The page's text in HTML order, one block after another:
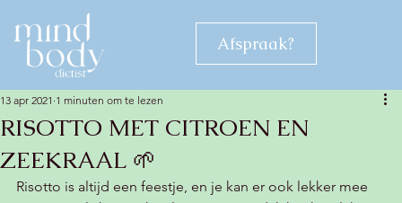
Afspraak?
RISOTTO MET CITROEN EN
ZEEKRAAL 🌱
13 apr 2021 1 minuten om te lezen
Risotto is altijd een feestje, en je kan er ook lekker mee